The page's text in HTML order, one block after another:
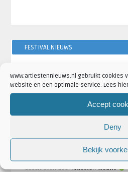
www.artiestennieuws.nl gebruikt cookies
website en een optimale service. Lees
Accept
Deny
Bekijk
FESTIVAL NIEUWS
AANKONDIGINGEN
Scooter naar Ziggo Dome
ADE 2026: ‘Scooter Crushes
Geschreven doorArtiesten Nieuws